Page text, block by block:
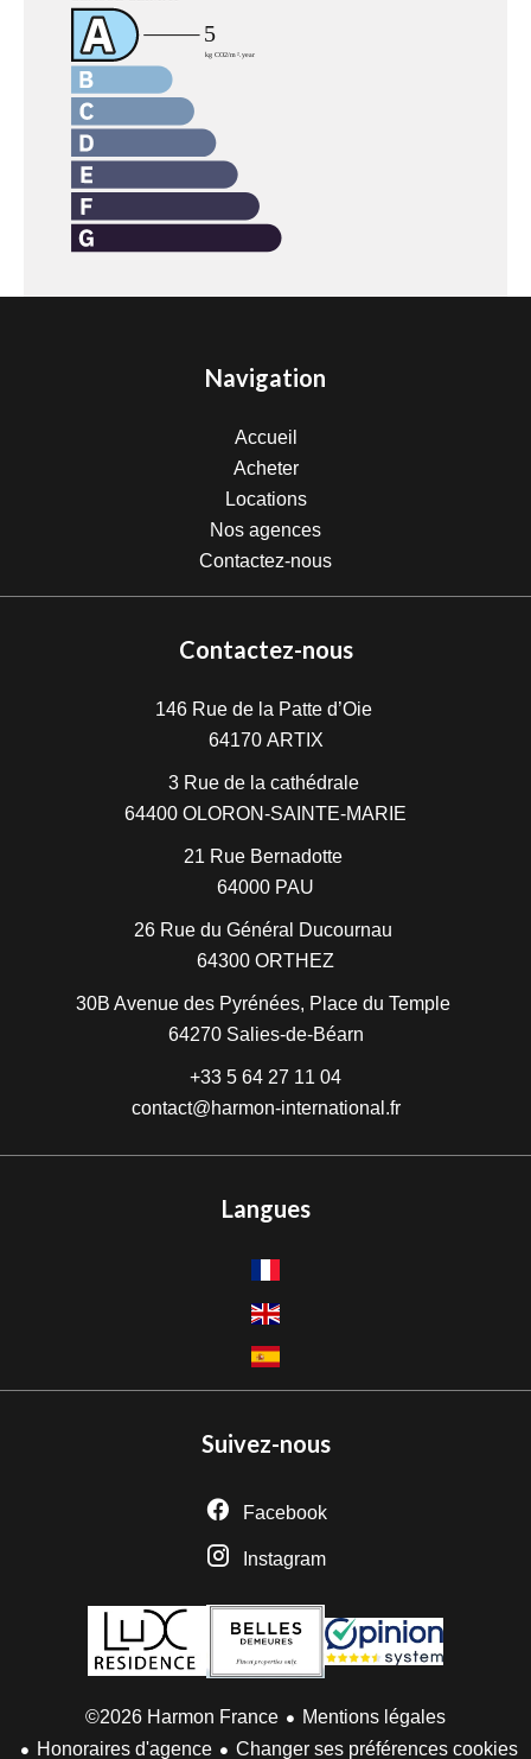
Navigation
Accueil
Acheter
Locations
Nos agences
Contactez-nous
Contactez-nous
146 Rue de la Patte d’Oie
64170 ARTIX
3 Rue de la cathédrale
64400 OLORON-SAINTE-MARIE
21 Rue Bernadotte
64000 PAU
26 Rue du Général Ducournau
64300 ORTHEZ
30B Avenue des Pyrénées, Place du Temple
64270 Salies-de-Béarn
+33 5 64 27 11 04
contact@harmon-international.fr
Langues
Suivez-nous
Facebook
Instagram
©2026 Harmon France
Mentions légales
Honoraires d'agence
Changer ses préférences cookies